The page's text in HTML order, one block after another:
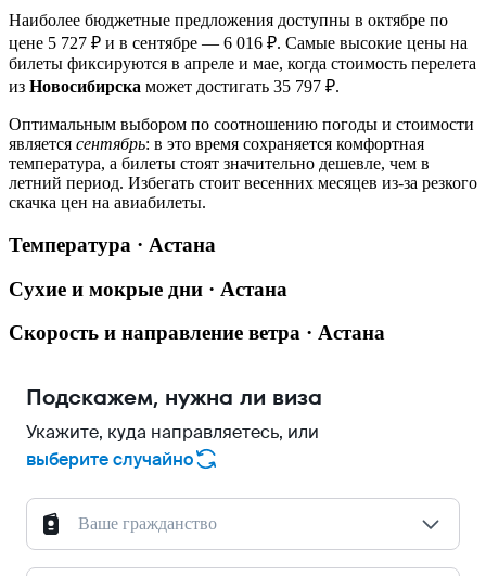
Наиболее бюджетные предложения доступны в октябре по
цене 5 727 ₽ и в сентябре — 6 016 ₽. Самые высокие цены на
билеты фиксируются в апреле и мае, когда стоимость перелета
из Новосибирска может достигать 35 797 ₽.
Оптимальным выбором по соотношению погоды и стоимости
является сентябрь: в это время сохраняется комфортная
температура, а билеты стоят значительно дешевле, чем в
летний период. Избегать стоит весенних месяцев из-за резкого
скачка цен на авиабилеты.
Температура · Астана
Сухие и мокрые дни · Астана
Скорость и направление ветра · Астана
Подскажем, нужна ли виза
Укажите, куда направляетесь, или
выберите случайно
Ваше гражданство